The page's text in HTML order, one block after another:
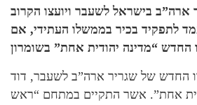
ארה”ב בישראל לשעבר ויועצו הקרוב
לתפקיד בכיר בממשלו העתידי, אם
“מדינה יהודית אחת” בשומרון
החדש של שגריר ארה”ב לשעבר, דוד
אחת”. אשר התקיים במתחם “ראש